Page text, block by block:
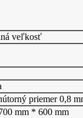
veľkosť
priemer 0,8
mm * 600 mm